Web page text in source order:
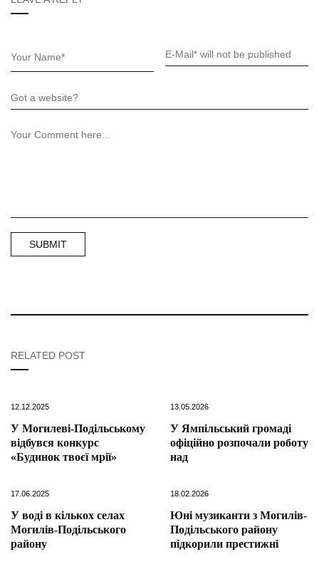
RELATED POST
12.12.2025
У Могилеві-Подільському
відбувся конкурс
«Будинок твоєї мрії»
13.05.2026
У Ямпільський громаді
офіційно розпочали роботу
над
17.06.2025
У воді в кількох селах
Могилів-Подільського
району
18.02.2026
Юні музиканти з Могилів-
Подільського району
підкорили престижні